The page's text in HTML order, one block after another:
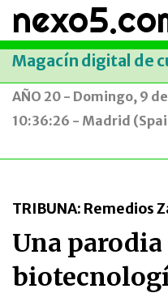
Magacín digital de
AÑO 20 - Domingo, 9
10:36:26 - Madrid
TRIBUNA: Remedios
Una parodia